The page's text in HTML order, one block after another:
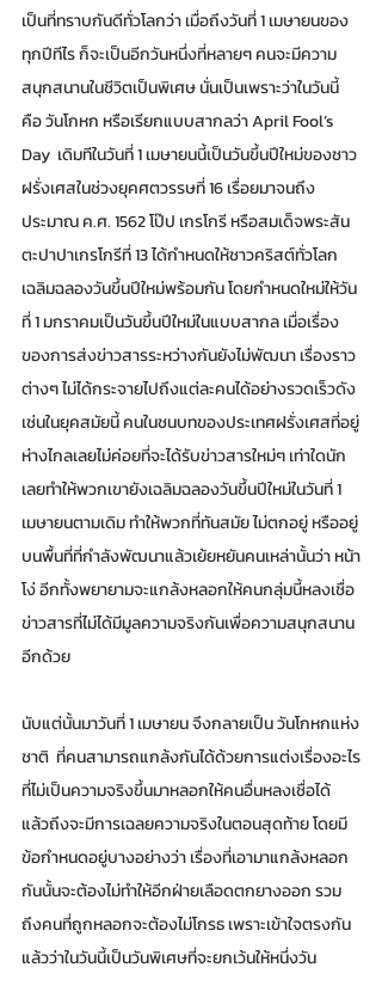
เป็นที่ทราบกันดีทั่วโลกว่า เมื่อถึงวันที่ 1 เมษายนของ
ทุกปีทีไร ก็จะเป็นอีกวันหนึ่งที่หลายๆ คนจะมีความ
สนุกสนานในชีวิตเป็นพิเศษ นั่นเป็นเพราะว่าในวันนี้
คือ วันโกหก หรือเรียกแบบสากลว่า April Fool’s
Day  เดิมทีในวันที่ 1 เมษายนนี้เป็นวันขึ้นปีใหม่ของชาว
ฝรั่งเศสในช่วงยุคศตวรรษที่ 16 เรื่อยมาจนถึง
ประมาณ ค.ศ. 1562 โป๊ป เกรโกรี หรือสมเด็จพระสัน
ตะปาปาเกรโกรีที่ 13 ได้กำหนดให้ชาวคริสต์ทั่วโลก
เฉลิมฉลองวันขึ้นปีใหม่พร้อมกัน โดยกำหนดใหม่ให้วัน
ที่ 1 มกราคมเป็นวันขึ้นปีใหม่ในแบบสากล เมื่อเรื่อง
ของการส่งข่าวสารระหว่างกันยังไม่พัฒนา เรื่องราว
ต่างๆ ไม่ได้กระจายไปถึงแต่ละคนได้อย่างรวดเร็วดัง
เช่นในยุคสมัยนี้ คนในชนบทของประเทศฝรั่งเศสที่อยู่
ห่างไกลเลยไม่ค่อยที่จะได้รับข่าวสารใหม่ๆ เท่าใดนัก
เลยทำให้พวกเขายังเฉลิมฉลองวันขึ้นปีใหม่ในวันที่ 1
เมษายนตามเดิม ทำให้พวกที่ทันสมัย ไม่ตกอยู่ หรืออยู่
บนพื้นที่ที่กำลังพัฒนาแล้วเย้ยหยันคนเหล่านั้นว่า หน้า
โง่ อีกทั้งพยายามจะแกล้งหลอกให้คนกลุ่มนี้หลงเชื่อ
ข่าวสารที่ไม่ได้มีมูลความจริงกันเพื่อความสนุกสนาน
อีกด้วย
นับแต่นั้นมาวันที่ 1 เมษายน จึงกลายเป็น วันโกหกแห่ง
ชาติ  ที่คนสามารถแกล้งกันได้ด้วยการแต่งเรื่องอะไร
ที่ไม่เป็นความจริงขึ้นมาหลอกให้คนอื่นหลงเชื่อได้
แล้วถึงจะมีการเฉลยความจริงในตอนสุดท้าย โดยมี
ข้อกำหนดอยู่บางอย่างว่า เรื่องที่เอามาแกล้งหลอก
กันนั้นจะต้องไม่ทำให้อีกฝ่ายเลือดตกยางออก รวม
ถึงคนที่ถูกหลอกจะต้องไม่โกรธ เพราะเข้าใจตรงกัน
แล้วว่าในวันนี้เป็นวันพิเศษที่จะยกเว้นให้หนึ่งวัน